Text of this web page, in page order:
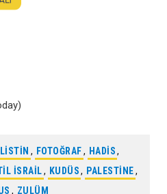
, FOTOĞRAF, HADIS,
ISRAIL, KUDÜS , PALESTINE,
, ZULÜM